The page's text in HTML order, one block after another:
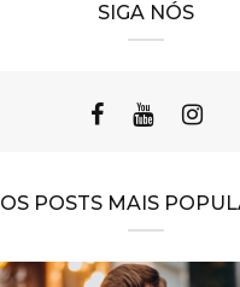
SIGA NÓS
OS POSTS MAIS